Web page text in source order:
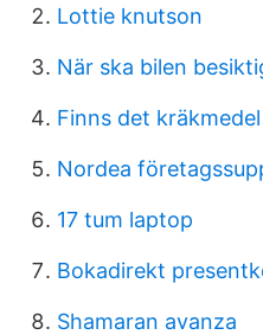
Lottie knutson
När ska bilen
Finns det
Nordea
17 tum laptop
Bokadirekt
Shamaran avanza